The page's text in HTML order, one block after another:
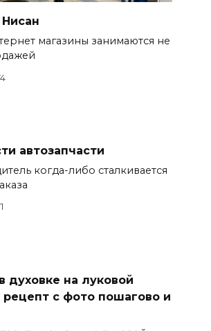
магазины занимаются не
автозапчасти
когда-либо сталкивается
на луковой
с фото пошагово и